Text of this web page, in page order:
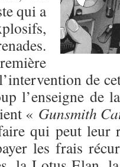
qui a
de
l’enseigne de
« Gunsmith
qui peut leur
les frais